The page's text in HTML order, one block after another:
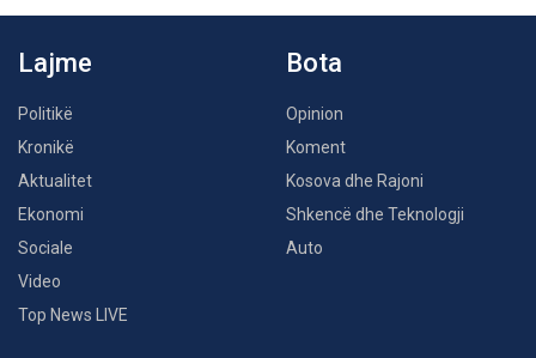
Lajme
Politikë
Kronikë
Aktualitet
Ekonomi
Sociale
Video
Top News LIVE
Bota
Opinion
Koment
Kosova dhe Rajoni
Shkencë dhe Teknologji
Auto